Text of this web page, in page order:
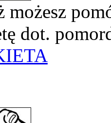
możesz
dot.